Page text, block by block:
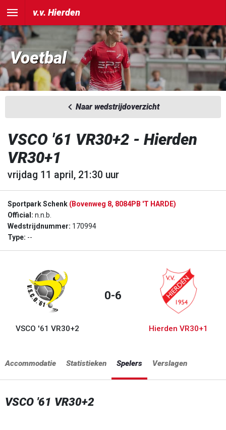
v.v. Hierden
Voetbal
Naar wedstrijdoverzicht
VSCO '61 VR30+2 - Hierden
VR30+1
vrijdag 11 april, 21:30 uur
Sportpark Schenk (Bovenweg 8, 8084PB 'T HARDE)
Official: n.n.b.
Wedstrijdnummer: 170994
Type: --
VSCO '61 VR30+2
0-6
Hierden VR30+1
Accommodatie Statistieken Spelers Verslagen
VSCO '61 VR30+2